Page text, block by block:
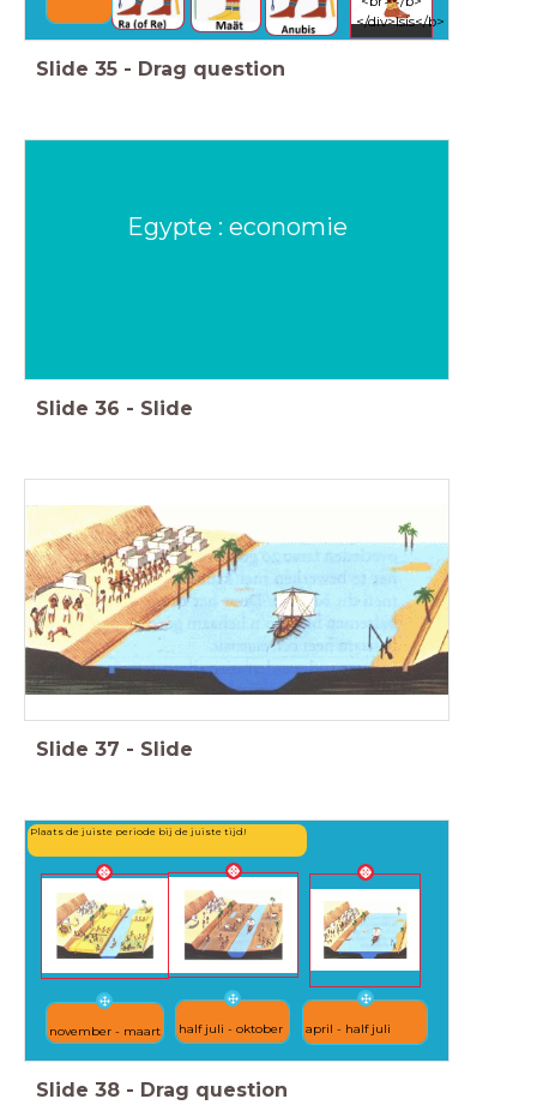
</div>Isis</b>
Slide 35 - Drag question
Egypte : economie
Slide 36 - Slide
Slide 37 - Slide
Plaats de juiste periode bij de juiste tijd!
half juli - oktober
november - maart april - half juli
Slide 38 - Drag question